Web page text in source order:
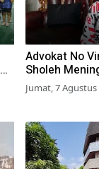
Advokat No
Sholeh
Jumat, 7 Agustus